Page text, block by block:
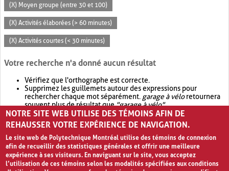
(X) Moyen groupe (entre 30 et 100)
(X) Activités élaborées (> 60 minutes)
(X) Activités courtes (< 30 minutes)
Votre recherche n'a donné aucun résultat
Vérifiez que l'orthographe est correcte.
Supprimez les guillemets autour des expressions pour
rechercher chaque mot séparément. garage à véloretournera
souvent plus de résultat que"garage à vélo".
Envisagez d'élargir votre recherche avec OR.garage OR vélo
retournera souvent plus de résultat quegarage à vélo
NOTRE SITE WEB UTILISE DES TÉMOINS AFIN DE
REHAUSSER VOTRE EXPÉRIENCE DE NAVIGATION.
Le site web de Polytechnique Montréal utilise des témoins de connexion
afin de recueillir des statistiques générales et offrir une meilleure
expérience à ses visiteurs. En naviguant sur le site, vous acceptez
l’utilisation de ces témoins selon les modalités spécifiées aux conditions